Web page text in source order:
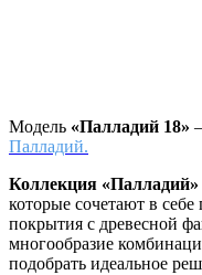
Модель «Палладий 18»
Палладий.
Коллекция «Палладий»
которые сочетают в
покрытия с древесной
многообразие
подобрать идеальное